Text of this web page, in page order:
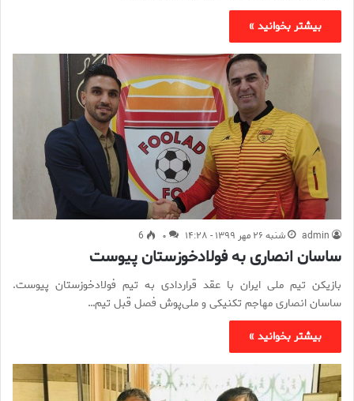
بیشتر بخوانید »
admin شنبه ۲۶ مهر ۱۳۹۹ - ۱۴:۲۸ ۰ 6
ساسان انصاری به فولادخوزستان پیوست
بازیکن تیم ‌ملی ایران با عقد قراردادی به تیم فولادخوزستان پیوست.
ساسان انصاری مهاجم تکنیکی و ملی‌پوش فصل قبل تیم…
بیشتر بخوانید »